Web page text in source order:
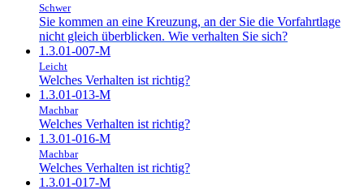
Schwer
Sie kommen an eine Kreuzung, an der Sie die Vorfahrtlage
nicht gleich überblicken. Wie verhalten Sie sich?
1.3.01-007-M
Leicht
Welches Verhalten ist richtig?
1.3.01-013-M
Machbar
Welches Verhalten ist richtig?
1.3.01-016-M
Machbar
Welches Verhalten ist richtig?
1.3.01-017-M